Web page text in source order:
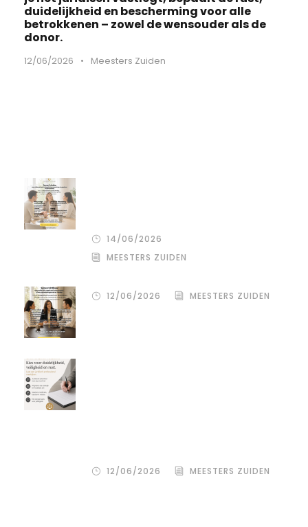
duidelijkheid en bescherming voor alle
betrokkenen – zowel de wensouder als de
donor.
12/06/2026 • Meesters Zuiden
14/06/2026
MEESTERS ZUIDEN
12/06/2026 MEESTERS ZUIDEN
12/06/2026 MEESTERS ZUIDEN